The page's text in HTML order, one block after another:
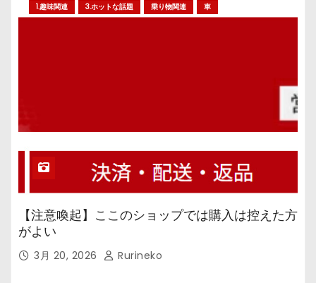
1.趣味関連 3.ホットな話題 乗り物関連 車
【注意喚起】ここのショップでは購入は控えた方
がよい
3月 20, 2026 Rurineko